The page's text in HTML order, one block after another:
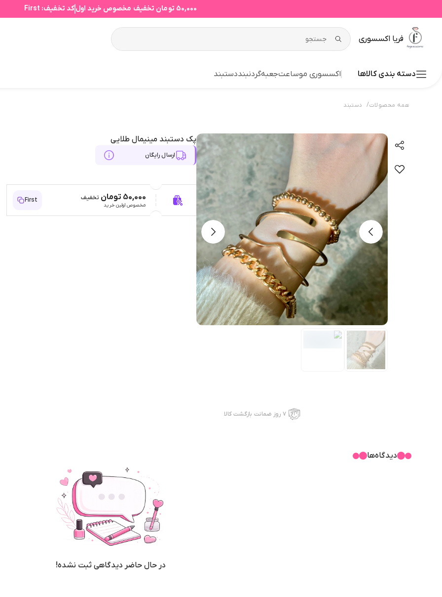
50,000 تومان تخفیف مخصوص خرید اولکد تخفیف: First
فریا اکسسوری
دسته بندی کالاها اکسسوری موساعتجعبهگردنبنددستبند
همه محصولات/ دستبند
پک دستبند مینیمال طلایی
ارسال رایگان
50,000 تومان تخفیف
مخصوص اولین خرید
First
۷ روز ضمانت بازگشت کالا
دیدگاه‌ها
در حال حاضر دیدگاهی ثبت نشده!